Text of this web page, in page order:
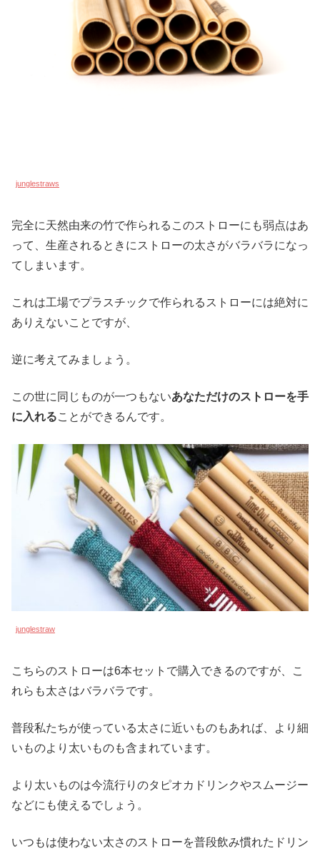
junglestraws
完全に天然由来の竹で作られるこのストローにも弱点はあ
って、生産されるときにストローの太さがバラバラになっ
てしまいます。
これは工場でプラスチックで作られるストローには絶対に
ありえないことですが、
逆に考えてみましょう。
この世に同じものが一つもないあなただけのストローを手
に入れることができるんです。
junglestraw
こちらのストローは6本セットで購入できるのですが、こ
れらも太さはバラバラです。
普段私たちが使っている太さに近いものもあれば、より細
いものより太いものも含まれています。
より太いものは今流行りのタピオカドリンクやスムージー
などにも使えるでしょう。
いつもは使わない太さのストローを普段飲み慣れたドリン